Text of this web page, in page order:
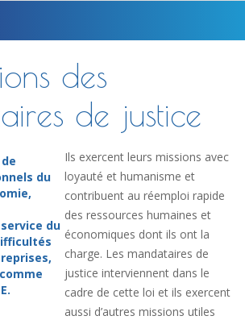
des
de justice
du
du
Ils exercent leurs missions avec
loyauté et humanisme et
contribuent au réemploi rapide
des ressources humaines et
économiques dont ils ont la
charge. Les mandataires de
justice interviennent dans le
cadre de cette loi et ils exercent
aussi d’autres missions utiles